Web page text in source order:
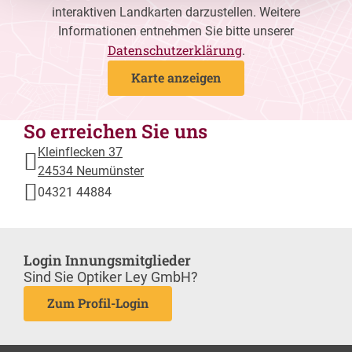
interaktiven Landkarten darzustellen. Weitere
Informationen entnehmen Sie bitte unserer
Datenschutzerklärung.
Karte anzeigen
So erreichen Sie uns
Kleinflecken 37
24534 Neumünster
04321 44884
Login Innungsmitglieder
Sind Sie Optiker Ley GmbH?
Zum Profil-Login